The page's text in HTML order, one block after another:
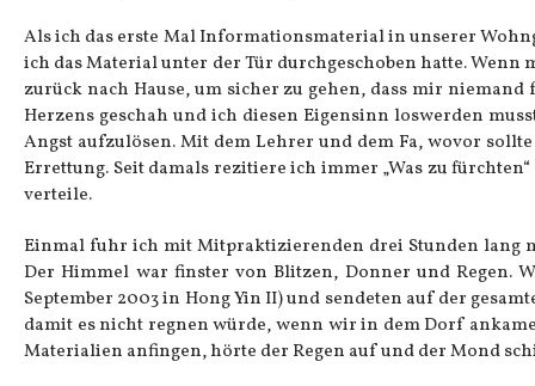
Als ich das erste Mal Informationsmaterial in unserer
ich das Material unter der Tür durchgeschoben hatte. Wenn
zurück nach Hause, um sicher zu gehen, dass mir
Herzens geschah und ich diesen Eigensinn loswerden
Angst aufzulösen. Mit dem Lehrer und dem Fa, wovor
Errettung. Seit damals rezitiere ich immer „Was zu
verteile.
Einmal fuhr ich mit Mitpraktizierenden drei Stunden
Der Himmel war finster von Blitzen, Donner und Regen.
September 2003 in Hong Yin II) und sendeten auf der
damit es nicht regnen würde, wenn wir in dem Dorf
Materialien anfingen, hörte der Regen auf und der Mond